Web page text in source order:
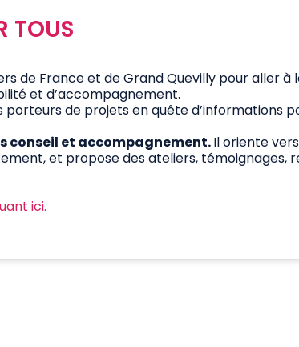
TOUS
de France et de Grand Quevilly pour aller
et d’accompagnement.
de projets en quête d’informations
conseil et accompagnement.Il oriente
et propose des ateliers, témoignages,
ici.